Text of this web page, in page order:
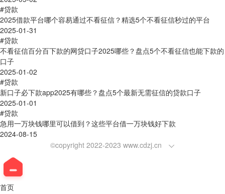
#贷款
2025借款平台哪个容易通过不看征信？精选5个不看征信秒过的平台
2025-01-31
#贷款
不看征信百分百下款的网贷口子2025哪些？盘点5个不看征信也能下款的
口子
2025-01-02
#贷款
新口子必下款app2025有哪些？盘点5个最新无需征信的贷款口子
2025-01-01
#贷款
急用一万块钱哪里可以借到？这些平台借一万块钱好下款
2024-08-15
©copyright 2022-2023 www.cdzj.cn
首页